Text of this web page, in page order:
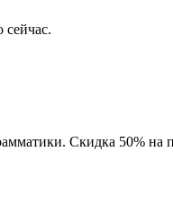
сейчас.
Скидка 50% на